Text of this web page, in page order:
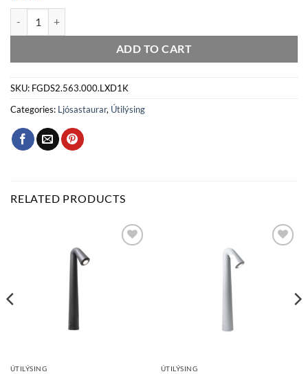
ADD TO CART
SKU: FGDS2.563.000.LXD1K
Categories: Ljósastaurar, Útilýsing
RELATED PRODUCTS
ÚTILÝSING ÚTILÝSING